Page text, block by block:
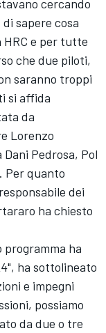
cercando
sapere cosa
e per tutte
che due piloti,
saranno troppi
si affida
da
Lorenzo
Pedrosa, Pol
. Per quanto
dei
ha chiesto
programma ha
ha sottolineato
e impegni
possiamo
da due o tre